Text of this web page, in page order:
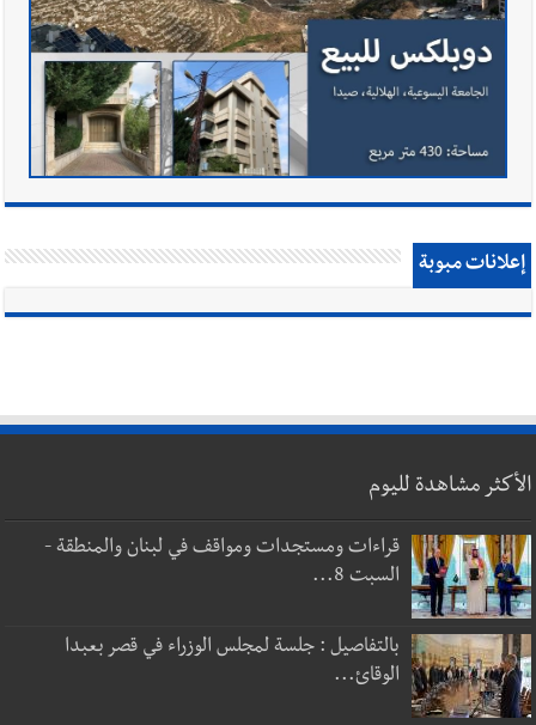
إعلانات مبوبة
الأكثر مشاهدة لليوم
قراءات ومستجدات ومواقف في لبنان والمنطقة -
السبت 8...
بالتفاصيل : جلسة لمجلس الوزراء في قصر بعبدا
الوقائ...